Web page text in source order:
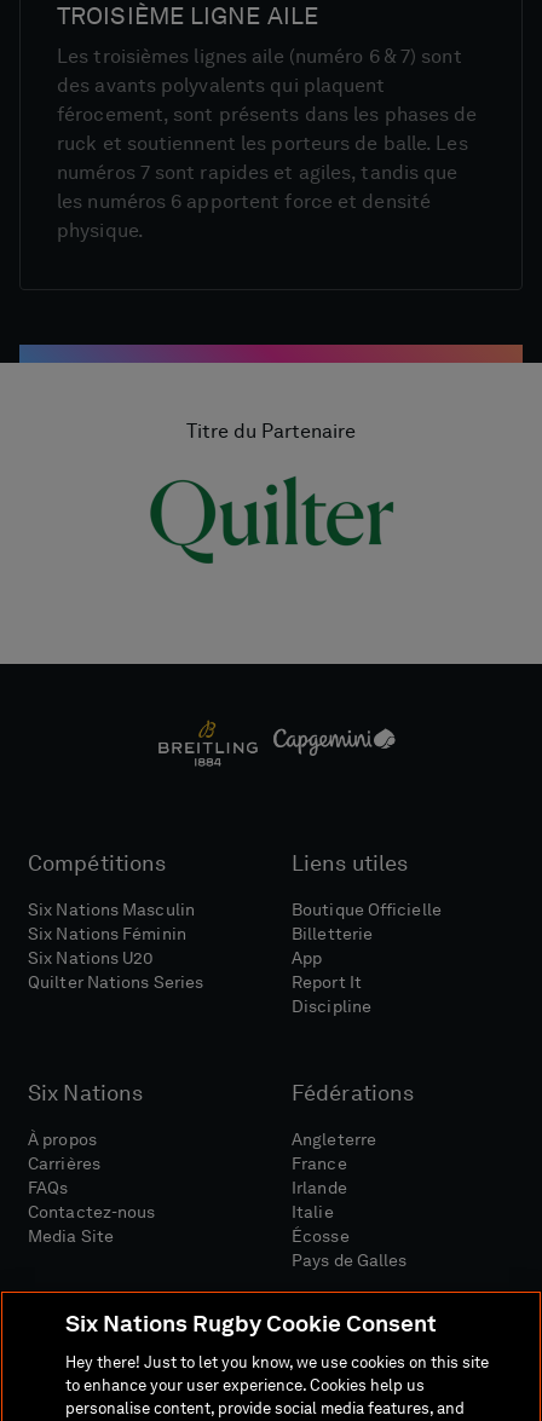
TROISIÈME LIGNE AILE
Les troisièmes lignes aile (numéro 6 & 7) sont
des avants polyvalents qui plaquent
férocement, sont présents dans les phases de
ruck et soutiennent les porteurs de balle. Les
numéros 7 sont rapides et agiles, tandis que
les numéros 6 apportent force et densité
physique.
Titre du Partenaire
Compétitions
Six Nations Masculin
Six Nations Féminin
Six Nations U20
Quilter Nations Series
Liens utiles
Boutique Officielle
Billetterie
App
Report It
Discipline
Six Nations
À propos
Carrières
FAQs
Contactez-nous
Media Site
Fédérations
Angleterre
France
Irlande
Italie
Écosse
Pays de Galles
Six Nations Rugby Cookie Consent
Hey there! Just to let you know, we use cookies on this site
to enhance your user experience. Cookies help us
personalise content, provide social media features, and